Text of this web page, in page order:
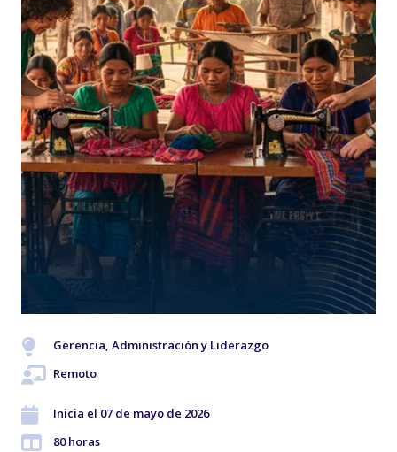
Gerencia, Administración y Liderazgo
Remoto
Inicia el 07 de mayo de 2026
80 horas